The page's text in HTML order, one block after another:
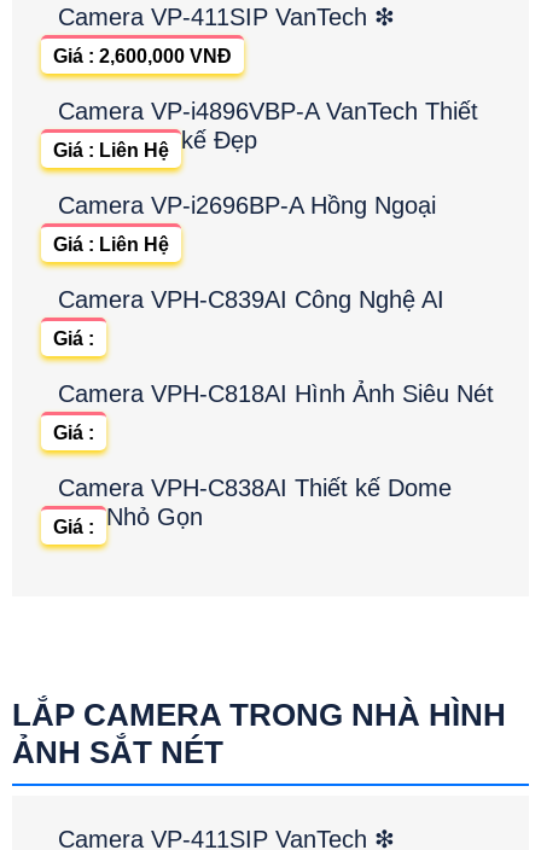
Camera VP-411SIP VanTech ❇
Giá : 2,600,000 VNĐ
Camera VP-i4896VBP-A VanTech Thiết
kế Đẹp
Giá : Liên Hệ
Camera VP-i2696BP-A Hồng Ngoại
Giá : Liên Hệ
Camera VPH-C839AI Công Nghệ AI
Giá :
Camera VPH-C818AI Hình Ảnh Siêu Nét
Giá :
Camera VPH-C838AI Thiết kế Dome
Nhỏ Gọn
Giá :
LẮP CAMERA TRONG NHÀ HÌNH
ẢNH SẮT NÉT
Camera VP-411SIP VanTech ❇